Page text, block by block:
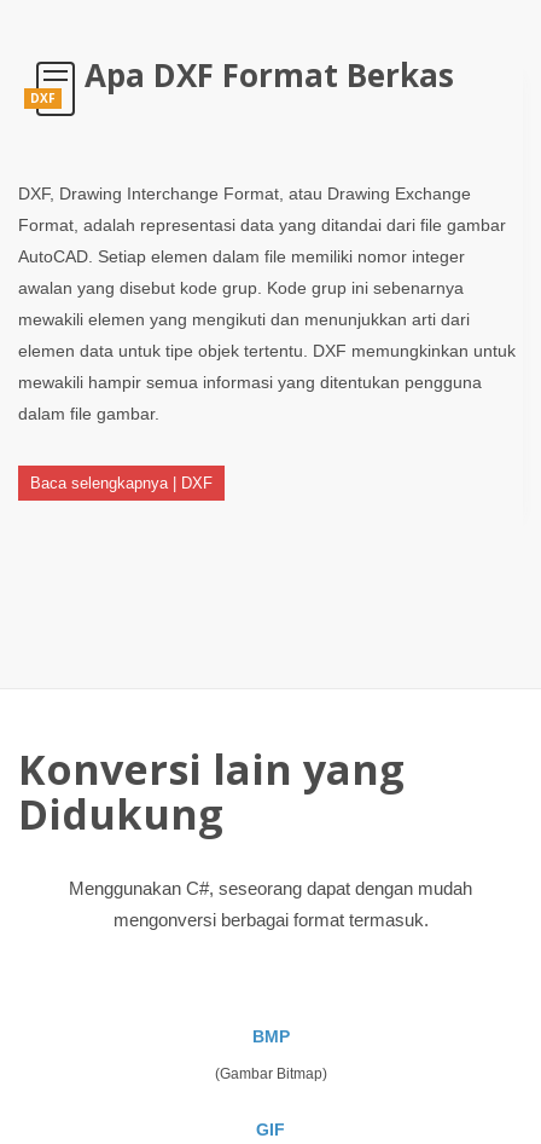
DXF
Apa DXF Format Berkas
DXF, Drawing Interchange Format, atau Drawing Exchange
Format, adalah representasi data yang ditandai dari file gambar
AutoCAD. Setiap elemen dalam file memiliki nomor integer
awalan yang disebut kode grup. Kode grup ini sebenarnya
mewakili elemen yang mengikuti dan menunjukkan arti dari
elemen data untuk tipe objek tertentu. DXF memungkinkan untuk
mewakili hampir semua informasi yang ditentukan pengguna
dalam file gambar.
Baca selengkapnya | DXF
Konversi lain yang
Didukung
Menggunakan C#, seseorang dapat dengan mudah
mengonversi berbagai format termasuk.
BMP
(Gambar Bitmap)
GIF